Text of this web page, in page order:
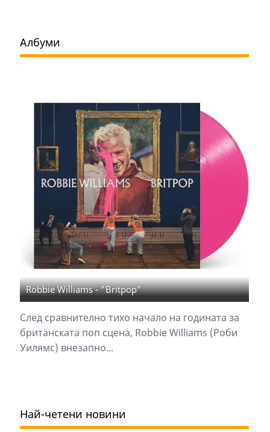
Албуми
Robbie Williams - "Britpop"
След сравнително тихо начало на годината за
британската поп сцена, Robbie Williams (Роби
Уилямс) внезапно...
Най-четени новини